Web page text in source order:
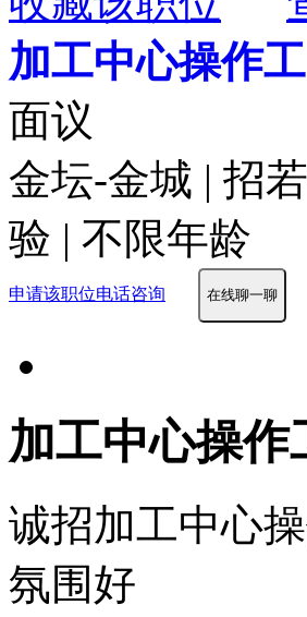
加工中心操作工
面议
金坛-金城 | 招
验 | 不限年龄
申请该职位电话咨询 在线聊一聊
加工中心操作
诚招加工中心
氛围好